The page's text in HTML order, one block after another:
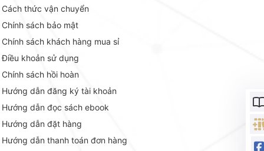
Cách thức vận chuyển
Chính sách bảo mật
Chính sách khách hàng mua sỉ
Điều khoản sử dụng
Chính sách hồi hoàn
Hướng dẫn đăng ký tài khoản
Hướng dẫn đọc sách ebook
Hướng dẫn đặt hàng
Hướng dẫn thanh toán đơn hàng